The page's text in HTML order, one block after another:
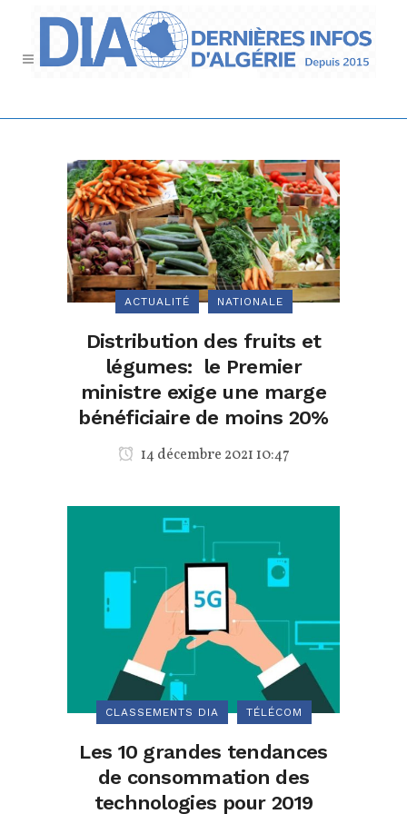
ACTUALITÉ NATIONALE
Distribution des fruits et
légumes: le Premier
ministre exige une marge
bénéficiaire de moins 20%
14 décembre 2021 10:47
CLASSEMENTS DIA TÉLÉCOM
Les 10 grandes tendances
de consommation des
technologies pour 2019